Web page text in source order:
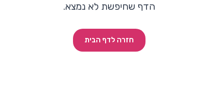
הדף שחיפשת לא נמצא.
חזרה לדף הבית